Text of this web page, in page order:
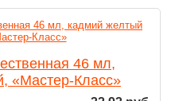
46 мл,
«Мастер-Класс»